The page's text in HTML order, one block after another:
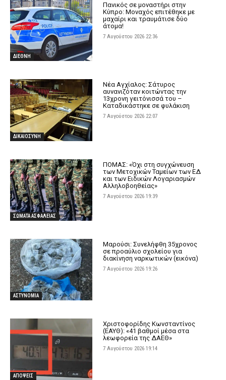
ΔΙΕΘΝΗ
Πανικός σε μοναστήρι στην
Κύπρο: Μοναχός επιτέθηκε με
μαχαίρι και τραυμάτισε δύο
άτομα!
7 Αυγούστου 2026 22:36
ΔΙΚΑΙΟΣΥΝΗ
Νέα Αγχίαλος: Σάτυρος
αυνανιζόταν κοιτώντας την
13χρονη γειτόνισσά του –
Καταδικάστηκε σε φυλάκιση
7 Αυγούστου 2026 22:07
ΣΩΜΑΤΑ ΑΣΦΑΛΕΙΑΣ
ΠΟΜΑΣ: «Όχι στη συγχώνευση
των Μετοχικών Ταμείων των ΕΔ
και των Ειδικών Λογαριασμών
Αλληλοβοηθείας»
7 Αυγούστου 2026 19:39
ΑΣΤΥΝΟΜΙΑ
Μαρούσι: Συνελήφθη 35χρονος
σε προαύλιο σχολείου για
διακίνηση ναρκωτικών (εικόνα)
7 Αυγούστου 2026 19:26
ΑΠΟΨΕΙΣ
Χριστοφορίδης Κωνσταντίνος
(ΕΑΥΘ): «41 βαθμοί μέσα στα
λεωφορεία της ΔΑΕΘ»
7 Αυγούστου 2026 19:14